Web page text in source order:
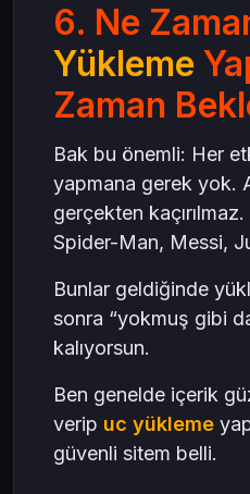
6. Ne
Yükleme
Zaman
Bak bu önemli: Her
yapmana gerek yok.
gerçekten
Spider-Man, Messi,
Bunlar geldiğinde
sonra “yokmuş gibi
kalıyorsun.
Ben genelde içerik
verip uc yükleme
güvenli sitem belli.